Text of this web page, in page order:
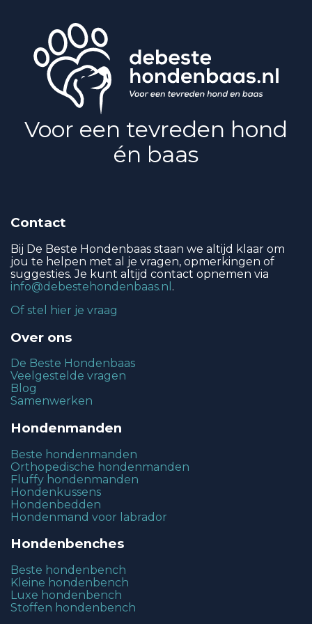
Voor een tevreden hond
én baas
Contact
Bij De Beste Hondenbaas staan we altijd klaar om
jou te helpen met al je vragen, opmerkingen of
suggesties. Je kunt altijd contact opnemen via
info@debestehondenbaas.nl .
Of stel hier je vraag
Over ons
De Beste Hondenbaas
Veelgestelde vragen
Blog
Samenwerken
Hondenmanden
Beste hondenmanden
Orthopedische hondenmanden
Fluffy hondenmanden
Hondenkussens
Hondenbedden
Hondenmand voor labrador
Hondenbenches
Beste hondenbench
Kleine hondenbench
Luxe hondenbench
Stoffen hondenbench